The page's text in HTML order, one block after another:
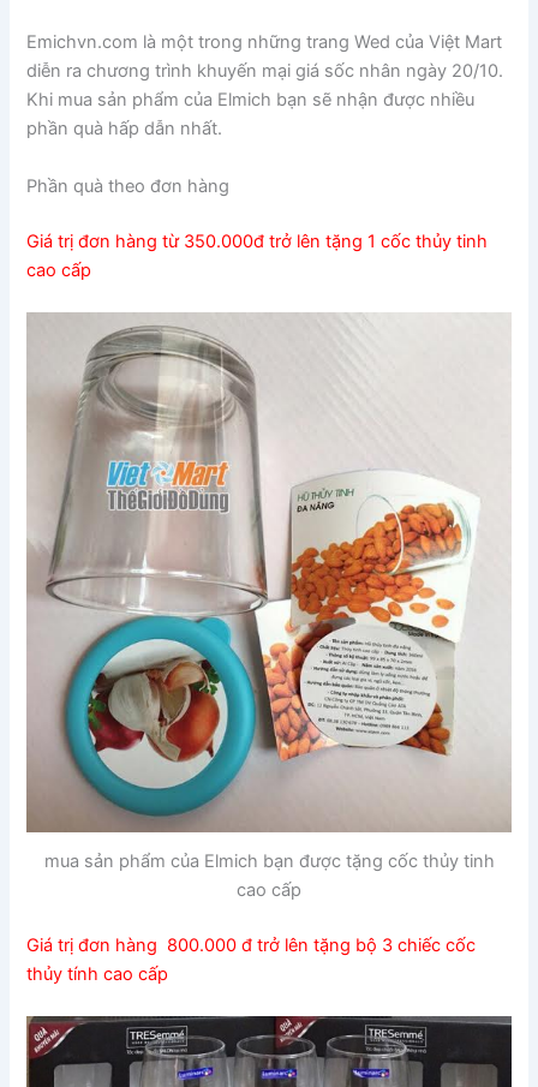
Emichvn.com là một trong những trang Wed của Việt Mart
diễn ra chương trình khuyến mại giá sốc nhân ngày 20/10.
Khi mua sản phẩm của Elmich bạn sẽ nhận được nhiều
phần quà hấp dẫn nhất.
Phần quà theo đơn hàng
Giá trị đơn hàng từ 350.000đ trở lên tặng 1 cốc thủy tinh
cao cấp
mua sản phẩm của Elmich bạn được tặng cốc thủy tinh
cao cấp
Giá trị đơn hàng 800.000 đ trở lên tặng bộ 3 chiếc cốc
thủy tính cao cấp